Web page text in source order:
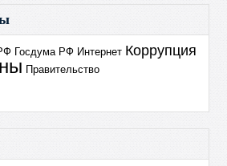
Госдума РФ Интернет Коррупция
Правительство